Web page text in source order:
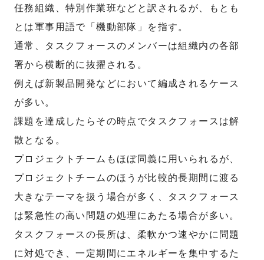
任務組織、特別作業班などと訳されるが、もとも
とは軍事用語で「機動部隊」を指す。
通常、タスクフォースのメンバーは組織内の各部
署から横断的に抜擢される。
例えば新製品開発などにおいて編成されるケース
が多い。
課題を達成したらその時点でタスクフォースは解
散となる。
プロジェクトチームもほぼ同義に用いられるが、
プロジェクトチームのほうが比較的長期間に渡る
大きなテーマを扱う場合が多く、タスクフォース
は緊急性の高い問題の処理にあたる場合が多い。
タスクフォースの長所は、柔軟かつ速やかに問題
に対処でき、一定期間にエネルギーを集中するた